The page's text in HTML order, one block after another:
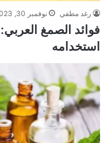
رغد مطفي نوفمبر 30, 2023
فوائد الصمغ
استخدامه